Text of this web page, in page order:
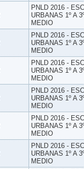
PNLD 2016 -
URBANAS 1º A
MEDIO
PNLD 2016 -
URBANAS 1º A
MEDIO
PNLD 2016 -
URBANAS 1º A
MEDIO
PNLD 2016 -
URBANAS 1º A
MEDIO
PNLD 2016 -
URBANAS 1º A
MEDIO
PNLD 2016 -
URBANAS 1º A
MEDIO